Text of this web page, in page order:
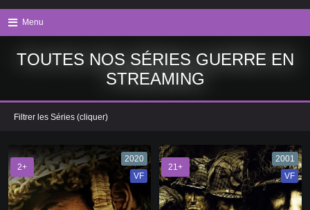
Menu
TOUTES NOS SÉRIES GUERRE EN
STREAMING
Filtrer les Séries (cliquer)
2+
2020
VF
21+
2001
VF